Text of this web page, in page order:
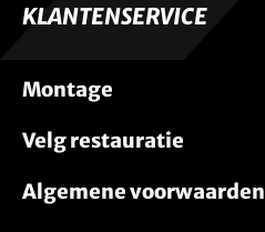
KLANTENSERVICE
Montage
Velg restauratie
Algemene voorwaarden